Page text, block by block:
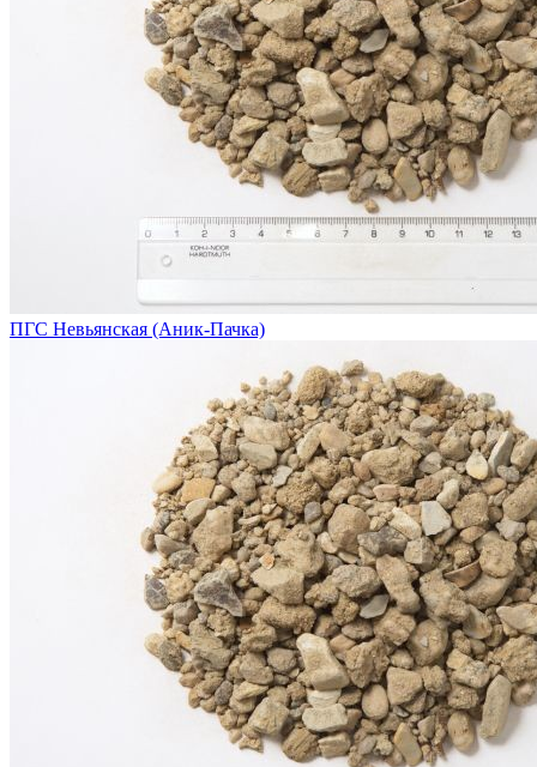
ПГС Невьянская (Аник-Пачка)